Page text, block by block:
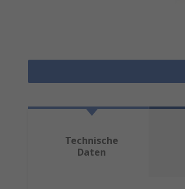
Technische
Daten